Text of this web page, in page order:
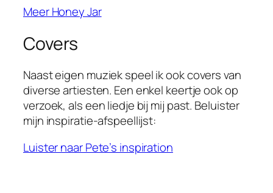
Meer Honey Jar
Covers
Naast eigen muziek speel ik ook covers van
diverse artiesten. Een enkel keertje ook op
verzoek, als een liedje bij mij past. Beluister
mijn inspiratie-afspeellijst:
Luister naar Pete’s inspiration